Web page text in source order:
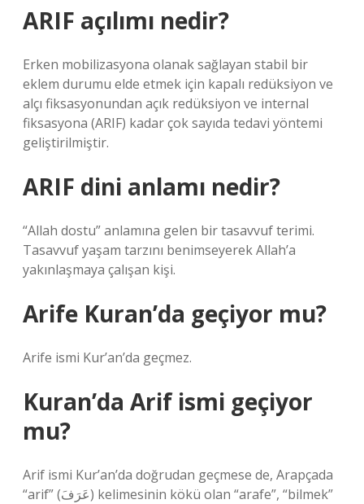
ARIF açılımı nedir?
Erken mobilizasyona olanak sağlayan stabil bir
eklem durumu elde etmek için kapalı redüksiyon ve
alçı fiksasyonundan açık redüksiyon ve internal
fiksasyona (ARIF) kadar çok sayıda tedavi yöntemi
geliştirilmiştir.
ARIF dini anlamı nedir?
“Allah dostu” anlamına gelen bir tasavvuf terimi.
Tasavvuf yaşam tarzını benimseyerek Allah’a
yakınlaşmaya çalışan kişi.
Arife Kuran’da geçiyor mu?
Arife ismi Kur’an’da geçmez.
Kuran’da Arif ismi geçiyor
mu?
Arif ismi Kur’an’da doğrudan geçmese de, Arapçada
“arif” (عَرَفَ) kelimesinin kökü olan “arafe”, “bilmek”